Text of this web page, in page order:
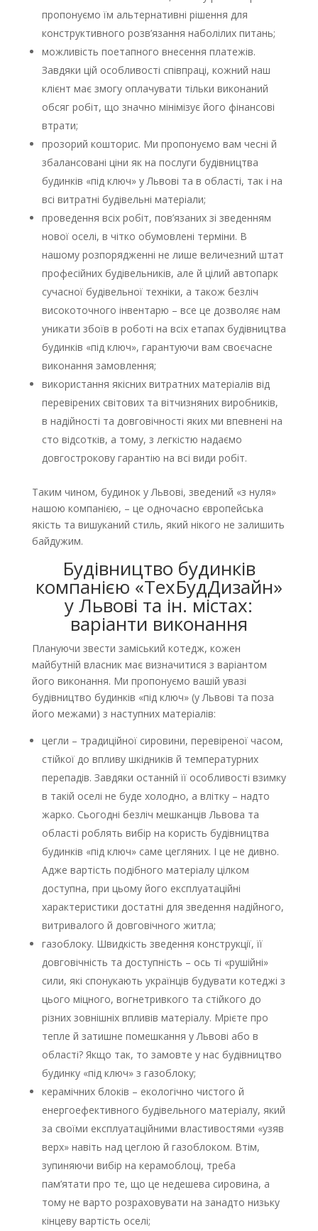
пропонуємо їм альтернативні рішення для
конструктивного розв’язання наболілих питань;
можливість поетапного внесення платежів.
Завдяки цій особливості співпраці, кожний наш
клієнт має змогу оплачувати тільки виконаний
обсяг робіт, що значно мінімізує його фінансові
втрати;
прозорий кошторис. Ми пропонуємо вам чесні й
збалансовані ціни як на послуги будівництва
будинків «під ключ» у Львові та в області, так і на
всі витратні будівельні матеріали;
проведення всіх робіт, пов’язаних зі зведенням
нової оселі, в чітко обумовлені терміни. В
нашому розпорядженні не лише величезний штат
професійних будівельників, але й цілий автопарк
сучасної будівельної техніки, а також безліч
високоточного інвентарю – все це дозволяє нам
уникати збоїв в роботі на всіх етапах будівництва
будинків «під ключ», гарантуючи вам своєчасне
виконання замовлення;
використання якісних витратних матеріалів від
перевірених світових та вітчизняних виробників,
в надійності та довговічності яких ми впевнені на
сто відсотків, а тому, з легкістю надаємо
довгострокову гарантію на всі види робіт.
Таким чином, будинок у Львові, зведений «з нуля»
нашою компанією, – це одночасно європейська
якість та вишуканий стиль, який нікого не залишить
байдужим.
Будівництво будинків
компанією «ТехБудДизайн»
у Львові та ін. містах:
варіанти виконання
Плануючи звести заміський котедж, кожен
майбутній власник має визначитися з варіантом
його виконання. Ми пропонуємо вашій увазі
будівництво будинків «під ключ» (у Львові та поза
його межами) з наступних матеріалів:
цегли – традиційної сировини, перевіреної часом,
стійкої до впливу шкідників й температурних
перепадів. Завдяки останній її особливості взимку
в такій оселі не буде холодно, а влітку – надто
жарко. Сьогодні безліч мешканців Львова та
області роблять вибір на користь будівництва
будинків «під ключ» саме цегляних. І це не дивно.
Адже вартість подібного матеріалу цілком
доступна, при цьому його експлуатаційні
характеристики достатні для зведення надійного,
витривалого й довговічного житла;
газоблоку. Швидкість зведення конструкції, її
довговічність та доступність – ось ті «рушійні»
сили, які спонукають українців будувати котеджі з
цього міцного, вогнетривкого та стійкого до
різних зовнішніх впливів матеріалу. Мрієте про
тепле й затишне помешкання у Львові або в
області? Якщо так, то замовте у нас будівництво
будинку «під ключ» з газоблоку;
керамічних блоків – екологічно чистого й
енергоефективного будівельного матеріалу, який
за своїми експлуатаційними властивостями «узяв
верх» навіть над цеглою й газоблоком. Втім,
зупиняючи вибір на керамоблоці, треба
пам’ятати про те, що це недешева сировина, а
тому не варто розраховувати на занадто низьку
кінцеву вартість оселі;